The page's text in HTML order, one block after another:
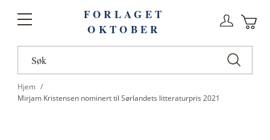
Toggle
FORLAGET
OKTOBER
Hjem
Mirjam Kristensen nominert til Sørlandets litteraturpris 2021